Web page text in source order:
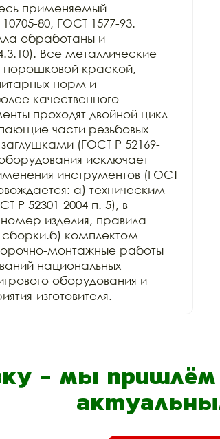
применяемый
80, ГОСТ 1577-93.
обработаны и
Все металлические
порошковой краской,
норм и
качественного
проходят двойной цикл
части резьбовых
(ГОСТ Р 52169-
исключает
инструментов (ГОСТ
а) техническим
Р 52301-2004 п. 5), в
изделия, правила
комплектом
монтажные работы
национальных
оборудования и
изготовителя.
- мы